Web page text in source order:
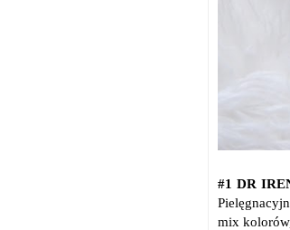
#1 DR
mix